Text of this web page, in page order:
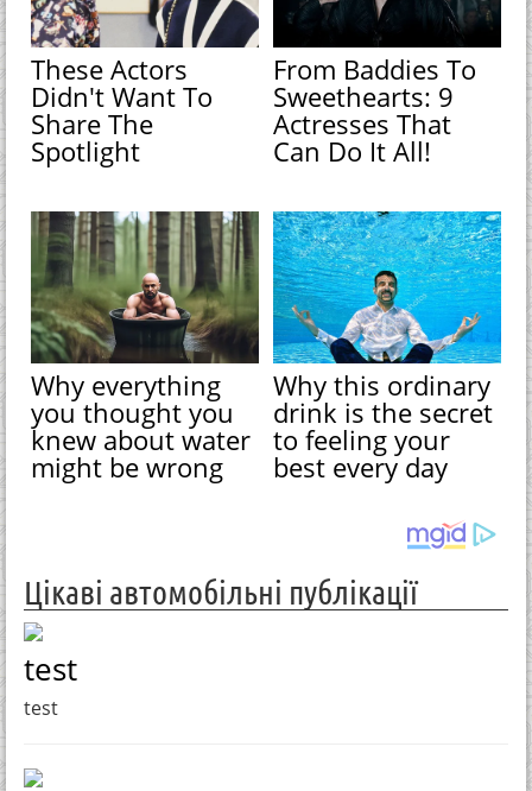
These Actors
Didn't Want To
Share The
Spotlight
From Baddies To
Sweethearts: 9
Actresses That
Can Do It All!
Why everything
you thought you
knew about water
might be wrong
Why this ordinary
drink is the secret
to feeling your
best every day
Цікаві автомобільні публікації
test
test